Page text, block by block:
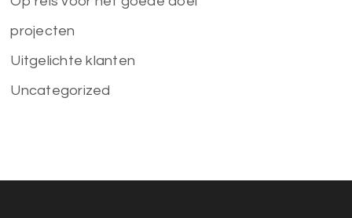
projecten
Uitgelichte klanten
Uncategorized